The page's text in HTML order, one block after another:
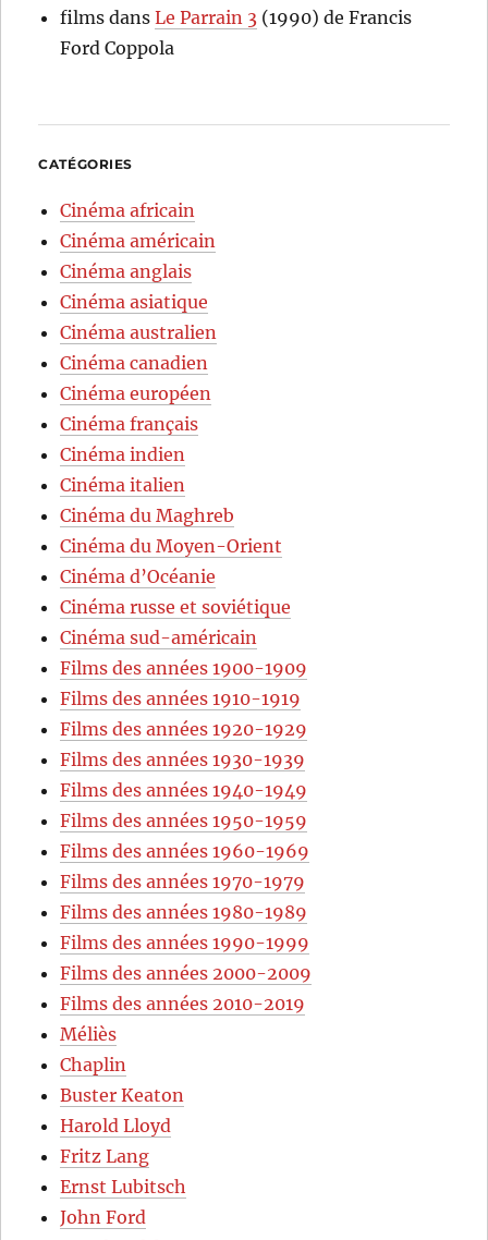
films dansLe Parrain 3 (1990) de Francis
Ford Coppola
CATÉGORIES
Cinéma africain
Cinéma américain
Cinéma anglais
Cinéma asiatique
Cinéma australien
Cinéma canadien
Cinéma européen
Cinéma français
Cinéma indien
Cinéma italien
Cinéma du Maghreb
Cinéma du Moyen-Orient
Cinéma d’Océanie
Cinéma russe et soviétique
Cinéma sud-américain
Films des années 1900-1909
Films des années 1910-1919
Films des années 1920-1929
Films des années 1930-1939
Films des années 1940-1949
Films des années 1950-1959
Films des années 1960-1969
Films des années 1970-1979
Films des années 1980-1989
Films des années 1990-1999
Films des années 2000-2009
Films des années 2010-2019
Méliès
Chaplin
Buster Keaton
Harold Lloyd
Fritz Lang
Ernst Lubitsch
John Ford